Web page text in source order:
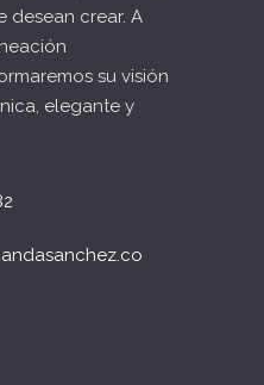
desean crear. A
su visión
elegante y